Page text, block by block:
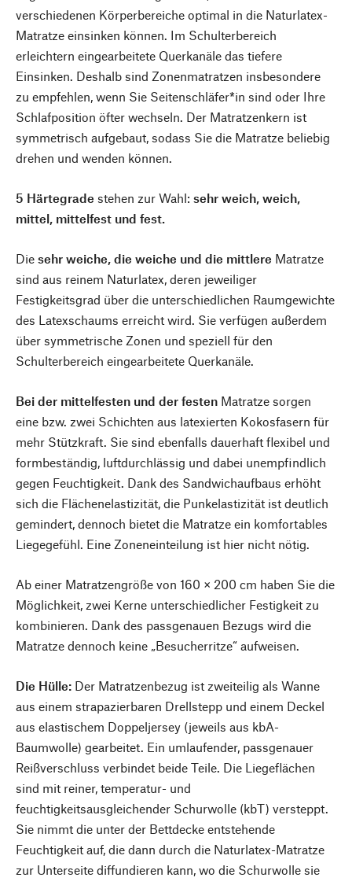
verschiedenen Körperbereiche optimal in die Naturlatex-
Matratze einsinken können. Im Schulterbereich
erleichtern eingearbeitete Querkanäle das tiefere
Einsinken. Deshalb sind Zonenmatratzen insbesondere
zu empfehlen, wenn Sie Seitenschläfer*in sind oder Ihre
Schlafposition öfter wechseln. Der Matratzenkern ist
symmetrisch aufgebaut, sodass Sie die Matratze beliebig
drehen und wenden können.
5 Härtegrade stehen zur Wahl: sehr weich, weich,
mittel, mittelfest und fest.
Die sehr weiche, die weiche und die mittlere Matratze
sind aus reinem Naturlatex, deren jeweiliger
Festigkeitsgrad über die unterschiedlichen Raumgewichte
des Latexschaums erreicht wird. Sie verfügen außerdem
über symmetrische Zonen und speziell für den
Schulterbereich eingearbeitete Querkanäle.
Bei der mittelfesten und der festen Matratze sorgen
eine bzw. zwei Schichten aus latexierten Kokosfasern für
mehr Stützkraft. Sie sind ebenfalls dauerhaft flexibel und
formbeständig, luftdurchlässig und dabei unempfindlich
gegen Feuchtigkeit. Dank des Sandwichaufbaus erhöht
sich die Flächenelastizität, die Punkelastizität ist deutlich
gemindert, dennoch bietet die Matratze ein komfortables
Liegegefühl. Eine Zoneneinteilung ist hier nicht nötig.
Ab einer Matratzengröße von 160 × 200 cm haben Sie die
Möglichkeit, zwei Kerne unterschiedlicher Festigkeit zu
kombinieren. Dank des passgenauen Bezugs wird die
Matratze dennoch keine „Besucherritze“ aufweisen.
Die Hülle: Der Matratzenbezug ist zweiteilig als Wanne
aus einem strapazierbaren Drellstepp und einem Deckel
aus elastischem Doppeljersey (jeweils aus kbA-
Baumwolle) gearbeitet. Ein umlaufender, passgenauer
Reißverschluss verbindet beide Teile. Die Liegeflächen
sind mit reiner, temperatur- und
feuchtigkeitsausgleichender Schurwolle (kbT) versteppt.
Sie nimmt die unter der Bettdecke entstehende
Feuchtigkeit auf, die dann durch die Naturlatex-Matratze
zur Unterseite diffundieren kann, wo die Schurwolle sie